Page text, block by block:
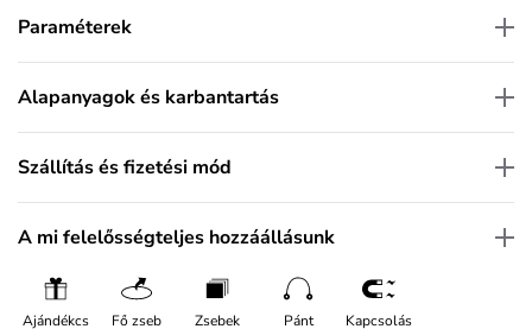
Paraméterek
Alapanyagok és karbantartás
Szállítás és fizetési mód
A mi felelősségteljes hozzáállásunk
Ajándékcs Fő zseb Zsebek Pánt Kapcsolás